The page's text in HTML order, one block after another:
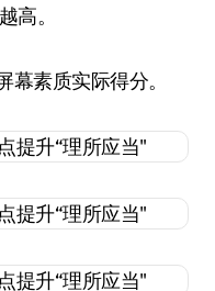
高。
素质实际得分。